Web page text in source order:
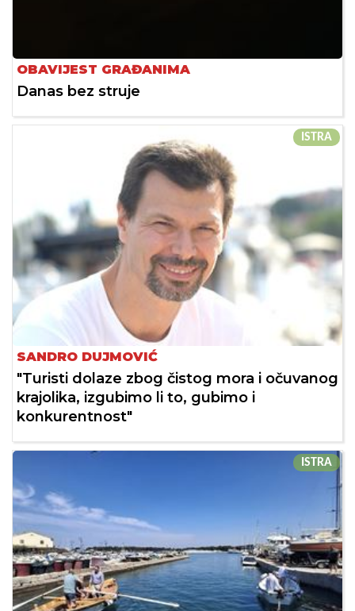
OBAVIJEST GRAĐANIMA
Danas bez struje
ISTRA
SANDRO DUJMOVIĆ
"Turisti dolaze zbog čistog mora i očuvanog
krajolika, izgubimo li to, gubimo i
konkurentnost"
ISTRA